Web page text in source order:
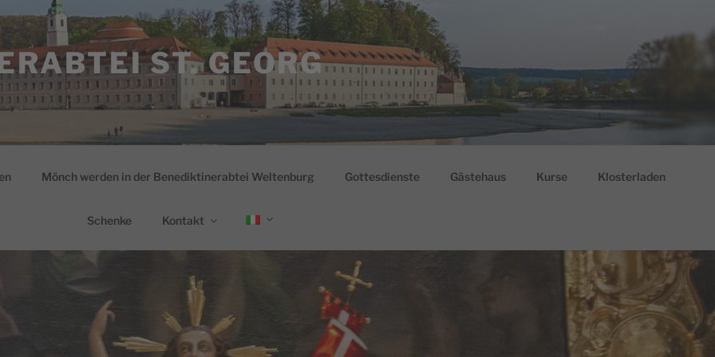
ST. GEORG
Mönch werden in der Benediktinerabtei Weltenburg Gottesdienste Gästehaus Kurse Klosterladen
Schenke Kontakt